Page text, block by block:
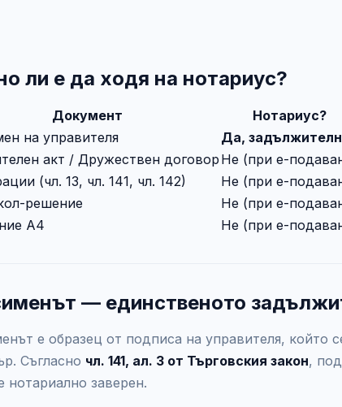
ли е да ходя на нотариус?
Документ Нотариус?
на управителя
Да,
акт / Дружествен договор Не (при е-
(чл. 13, чл. 141, чл. 142)
Не (при е-
решение
Не (при е-
А4
Не (при е-
— единственото
е образец от подписа на управителя, който
Съгласно чл. 141, ал. 3 от Търговския закон,
нотариално заверен.